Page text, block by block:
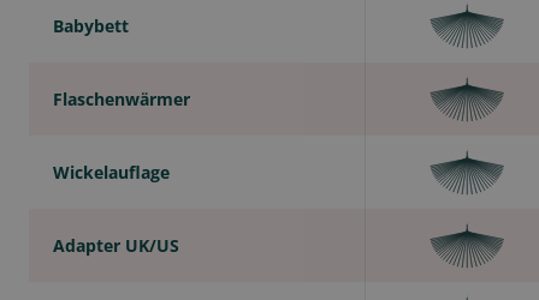
Babybett
Flaschenwärmer
Wickelauflage
Adapter UK/US